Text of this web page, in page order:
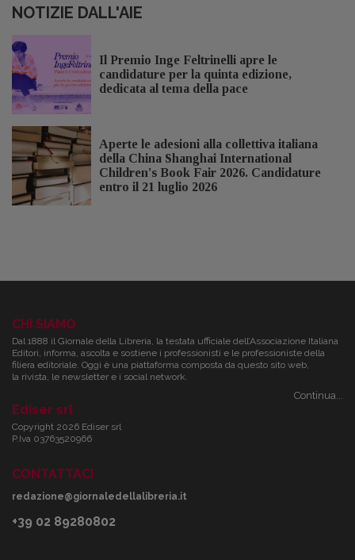
NOTIZIE DALL'AIE
Il Premio Inge Feltrinelli apre le
candidature per la quinta edizione,
dedicata al tema della pace
Aperte le adesioni alla collettiva italiana
della China Shanghai International
Children's Book Fair 2026. Candidature
entro il 21 luglio 2026
CHI SIAMO
Dal 1888 il Giornale della Libreria, la testata ufficiale dell’Associazione Italiana
Editori, informa, ascolta e sostiene i professionisti e le professioniste della
filiera editoriale. Oggi è una piattaforma composta da questo sito web,
la rivista, le newsletter e i social network.
Continua...
Ediser srl
Copyright 2026 Ediser srl
P.Iva 03763520966
CONTATTACI
redazione@giornaledellalibreria.it
+39 02 89280802